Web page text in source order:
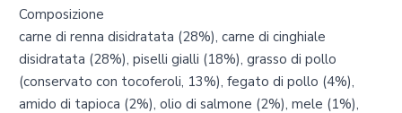
Composizione
carne di renna disidratata (28%), carne di cinghiale
disidratata (28%), piselli gialli (18%), grasso di pollo
(conservato con tocoferoli, 13%), fegato di pollo (4%),
amido di tapioca (2%), olio di salmone (2%), mele (1%),